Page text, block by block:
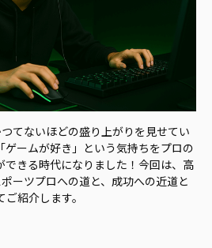
てないほどの盛り上がりを見せてい
ゲームが好き」という気持ちをプロの
できる時代になりました！今回は、高
ーツプロへの道と、成功への近道と
紹介します。